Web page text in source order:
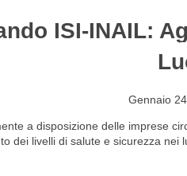
CONTATTI
ISI-INAIL:
Gennaio
a disposizione delle imprese
dei livelli di salute e sicurezza nei